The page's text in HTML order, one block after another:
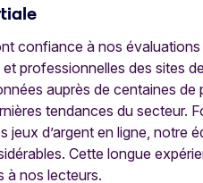
confiance à nos
professionnelles des sites
auprès de centaines de
tendances du secteur.
jeux d’argent en ligne, notre
Cette longue
à nos lecteurs.